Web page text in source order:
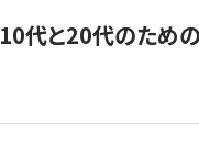
10代と20代のため